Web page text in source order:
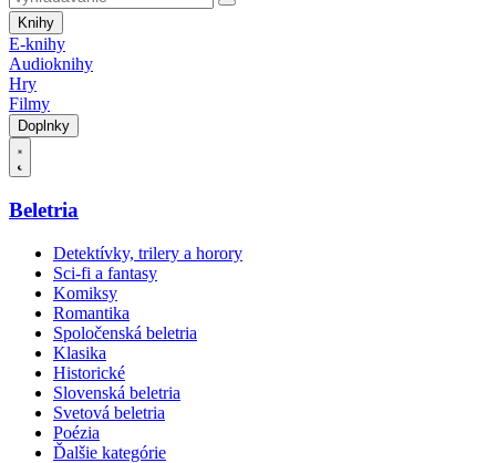
Knihy
E-knihy
Audioknihy
Hry
Filmy
Doplnky
Beletria
Detektívky, trilery a horory
Sci-fi a fantasy
Komiksy
Romantika
Spoločenská beletria
Klasika
Historické
Slovenská beletria
Svetová beletria
Poézia
Ďalšie kategórie